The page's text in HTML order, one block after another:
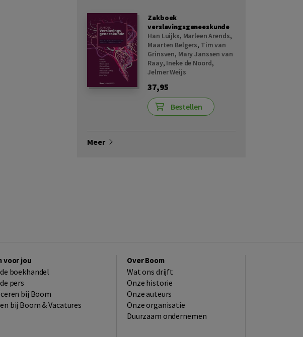
Zakboek
verslavingsgeneeskunde
Han Luijkx, Marleen Arends,
Maarten Belgers, Tim van
Grinsven, Mary Janssen van
Raay, Ineke de Noord,
Jelmer Weijs
37,95
Bestellen
Meer
voor jou
boekhandel
pers
bij Boom
bij Boom & Vacatures
Over Boom
Wat ons drijft
Onze historie
Onze auteurs
Onze organisatie
Duurzaam ondernemen